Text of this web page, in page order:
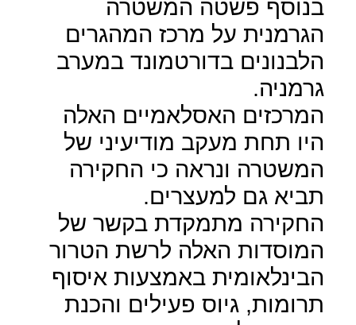
בנוסף פשטה המשטרה
הגרמנית על מרכז המהגרים
הלבנונים בדורטמונד במערב
גרמניה.
המרכזים האסלאמיים האלה
היו תחת מעקב מודיעיני של
המשטרה ונראה כי החקירה
תביא גם למעצרים.
החקירה מתמקדת בקשר של
המוסדות האלה לרשת הטרור
הבינלאומית באמצעות איסוף
תרומות, גיוס פעילים והכנת